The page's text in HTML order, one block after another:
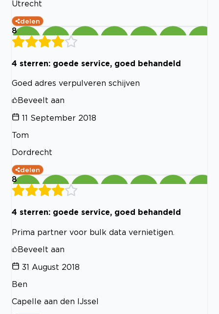
Utrecht
delen
8
4 sterren: goede service, goed behandeld
Goed adres verpulveren schijven
Beveelt aan
11 September 2018
Tom
Dordrecht
delen
8
4 sterren: goede service, goed behandeld
Prima partner voor bulk data vernietigen.
Beveelt aan
31 August 2018
Ben
Capelle aan den IJssel